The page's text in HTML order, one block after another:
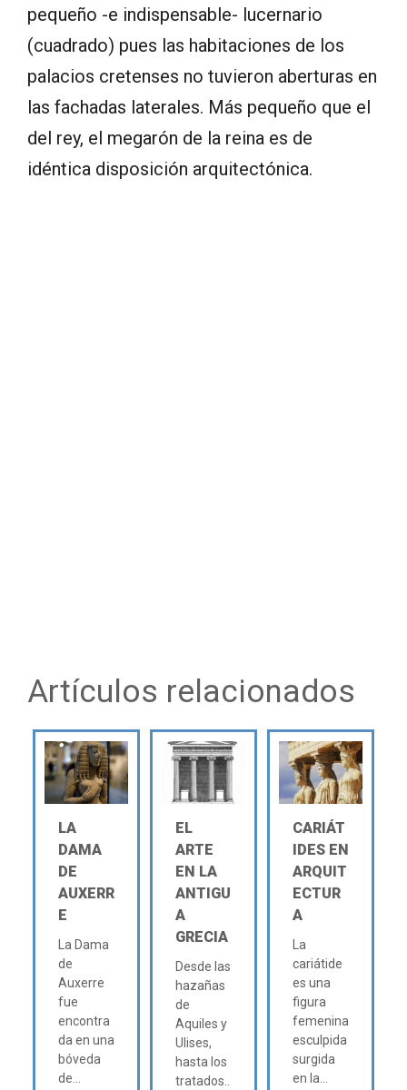
pequeño -e indispensable- lucernario
(cuadrado) pues las habitaciones de los
palacios cretenses no tuvieron aberturas en
las fachadas laterales. Más pequeño que el
del rey, el megarón de la reina es de
idéntica disposición arquitectónica.
Artículos relacionados
LA
DAMA
DE
AUXERR
E
La Dama
de
Auxerre
fue
encontra
da en una
bóveda
de...
EL
ARTE
EN LA
ANTIGU
A
GRECIA
Desde las
hazañas
de
Aquiles y
Ulises,
hasta los
tratados..
CARIÁT
IDES EN
ARQUIT
ECTUR
A
La
cariátide
es una
figura
femenina
esculpida
surgida
en la...